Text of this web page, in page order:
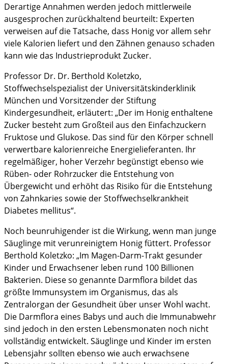
Derartige Annahmen werden jedoch mittlerweile
ausgesprochen zurückhaltend beurteilt: Experten
verweisen auf die Tatsache, dass Honig vor allem sehr
viele Kalorien liefert und den Zähnen genauso schaden
kann wie das Industrieprodukt Zucker.
Professor Dr. Dr. Berthold Koletzko,
Stoffwechselspezialist der Universitätskinderklinik
München und Vorsitzender der Stiftung
Kindergesundheit, erläutert: „Der im Honig enthaltene
Zucker besteht zum Großteil aus den Einfachzuckern
Fruktose und Glukose. Das sind für den Körper schnell
verwertbare kalorienreiche Energielieferanten. Ihr
regelmäßiger, hoher Verzehr begünstigt ebenso wie
Rüben- oder Rohrzucker die Entstehung von
Übergewicht und erhöht das Risiko für die Entstehung
von Zahnkaries sowie der Stoffwechselkrankheit
Diabetes mellitus“.
Noch beunruhigender ist die Wirkung, wenn man junge
Säuglinge mit verunreinigtem Honig füttert. Professor
Berthold Koletzko: „Im Magen-Darm-Trakt gesunder
Kinder und Erwachsener leben rund 100 Billionen
Bakterien. Diese so genannte Darmflora bildet das
größte Immunsystem im Organismus, das als
Zentralorgan der Gesundheit über unser Wohl wacht.
Die Darmflora eines Babys und auch die Immunabwehr
sind jedoch in den ersten Lebensmonaten noch nicht
vollständig entwickelt. Säuglinge und Kinder im ersten
Lebensjahr sollten ebenso wie auch erwachsene